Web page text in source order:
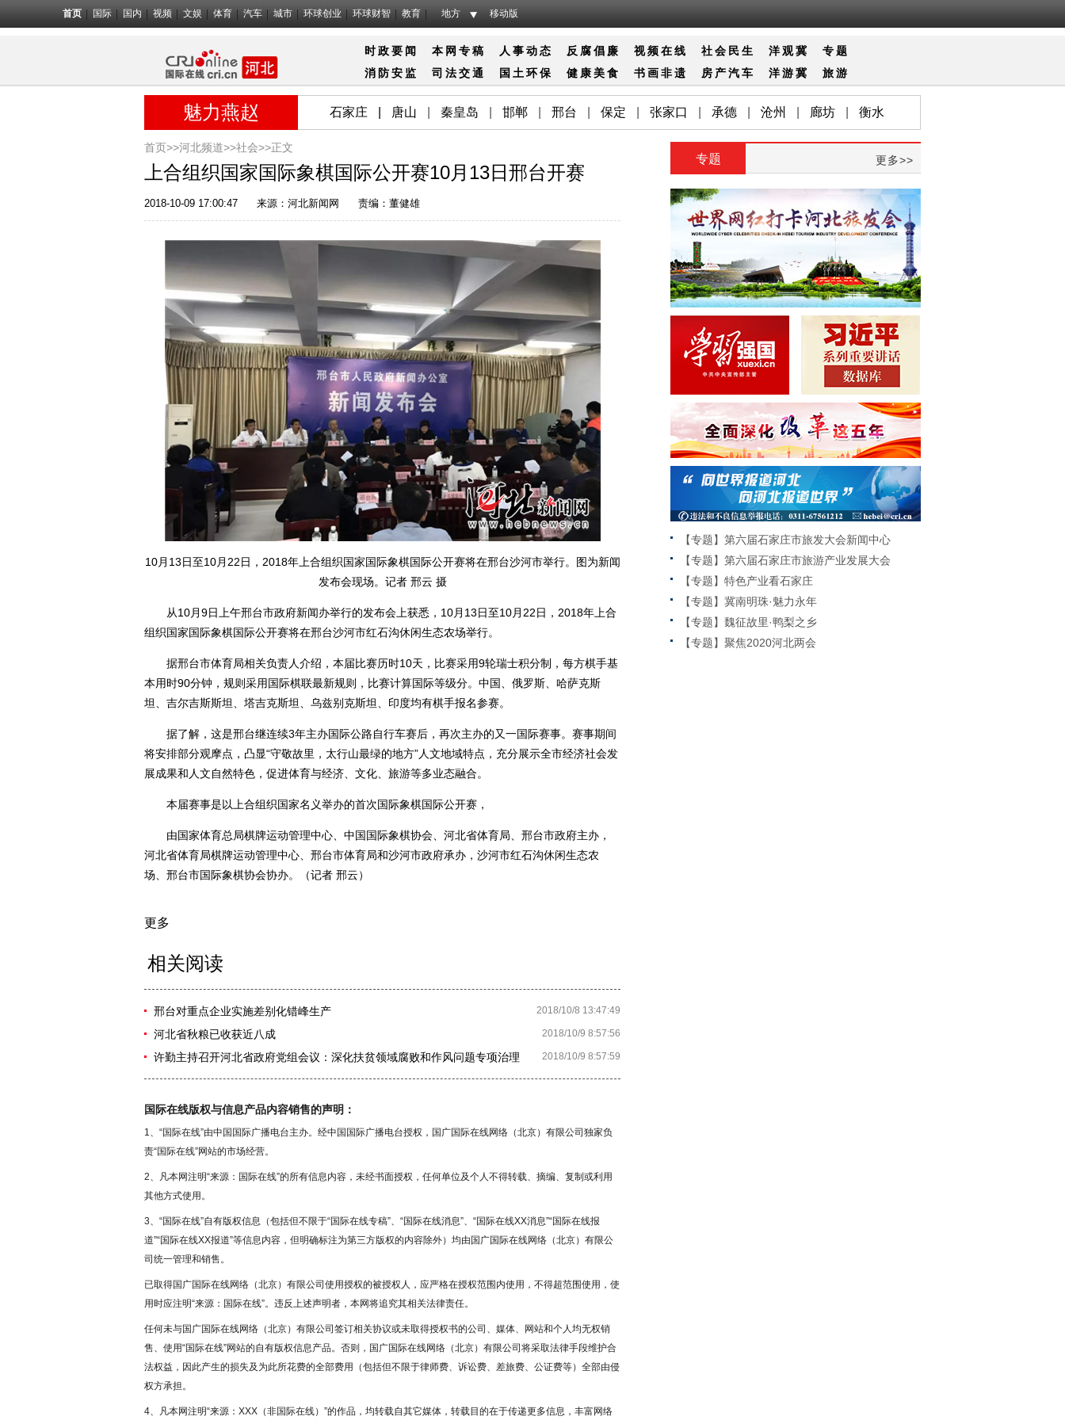
首页 国际 国内 视频 文娱 体育 汽车 城市 环球创业 环球财智 教育 地方 移动版
时政要闻 本网专稿 人事动态 反腐倡廉 视频在线 社会 民生 洋观冀
专题
消防安监 司法交通 国土 环保 健康美食 书画非遗 房产汽车 洋游冀 旅游
魅力燕赵 石家庄 唐山 秦皇岛 邯郸 邢台 保定 张家口 承德 沧州 廊坊 衡水
首页>>河北频道>>社会>>正文
上合组织国家国际象棋国际公开赛10月13日邢台开赛
2018-10-09 17:00:47 来源： 河北新闻网 责编：董健雄
10月13日至10月22日，2018年上合组织国家国际象棋国际公开赛将在邢台沙河市举行。图为新闻
发布会现场。记者 邢云 摄
从10月9日上午邢台市政府新闻办举行的发布会上获悉，10月13日至10月22日，2018年上合
组织国家国际象棋国际公开赛将在邢台沙河市红石沟休闲生态农场举行。
据邢台市体育局相关负责人介绍，本届比赛历时10天，比赛采用9轮瑞士积分制，每方棋手基
本用时90分钟，规则采用国际棋联最新规则，比赛计算国际等级分。中国、俄罗斯、哈萨克斯
坦、吉尔吉斯斯坦、塔吉克斯坦、乌兹别克斯坦、印度均有棋手报名参赛。
据了解，这是邢台继连续3年主办国际公路自行车赛后，再次主办的又一国际赛事。赛事期间
将安排部分观摩点，凸显“守敬故里，太行山最绿的地方”人文地域特点，充分展示全市经济社会发
展成果和人文自然特色，促进体育与经济、文化、旅游等多业态融合。
本届赛事是以上合组织国家名义举办的首次国际象棋国际公开赛，
由国家体育总局棋牌运动管理中心、中国国际象棋协会、河北省体育局、邢台市政府主办，
河北省体育局棋牌运动管理中心、邢台市体育局和沙河市政府承办，沙河市红石沟休闲生态农
场、邢台市国际象棋协会协办。（记者 邢云）
更多
相关阅读
2018/10/8 13:47:49
邢台对重点企业实施差别化错峰生产
2018/10/9 8:57:56
河北省秋粮已收获近八成
2018/10/9 8:57:59
许勤主持召开河北省政府党组会议：深化扶贫领域腐败和作风问题专项治理
国际在线版权与信息产品内容销售的声明：
1、“国际在线”由中国国际广播电台主办。经中国国际广播电台授权，国广国际在线网络（北京）有限公司独家负
责“国际在线”网站的市场经营。
2、凡本网注明“来源：国际在线”的所有信息内容，未经书面授权，任何单位及个人不得转载、摘编、复制或利用
其他方式使用。
3、“国际在线”自有版权信息（包括但不限于“国际在线专稿”、“国际在线消息”、“国际在线XX消息”“国际在线报
道”“国际在线XX报道”等信息内容，但明确标注为第三方版权的内容除外）均由国广国际在线网络（北京）有限公
司统一管理和销售。
已取得国广国际在线网络（北京）有限公司使用授权的被授权人，应严格在授权范围内使用，不得超范围使用，使
用时应注明“来源：国际在线”。违反上述声明者，本网将追究其相关法律责任。
任何未与国广国际在线网络（北京）有限公司签订相关协议或未取得授权书的公司、媒体、网站和个人均无权销
售、使用“国际在线”网站的自有版权信息产品。否则，国广国际在线网络（北京）有限公司将采取法律手段维护合
法权益，因此产生的损失及为此所花费的全部费用（包括但不限于律师费、诉讼费、差旅费、公证费等）全部由侵
权方承担。
4、凡本网注明“来源：XXX（非国际在线）”的作品，均转载自其它媒体，转载目的在于传递更多信息，丰富网络
专题 更多>>
【专题】第六届石家庄市旅发大会新闻中心
【专题】第六届石家庄市旅游产业发展大会
【专题】特色产业看石家庄
【专题】冀南明珠·魅力永年
【专题】魏征故里·鸭梨之乡
【专题】聚焦2020河北两会